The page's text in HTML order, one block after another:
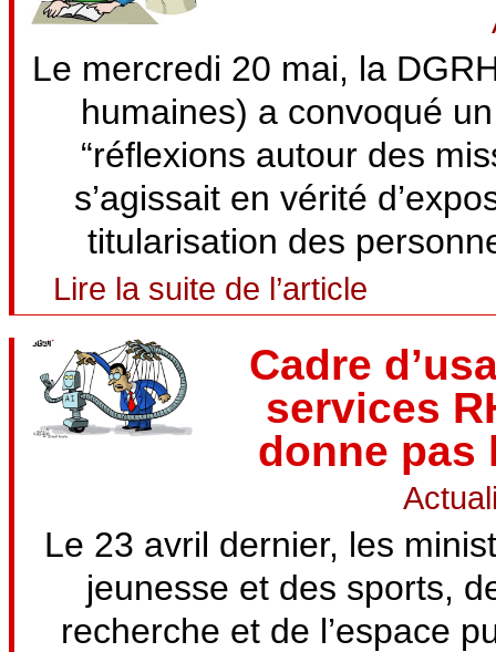
Le mercredi 20 mai, la
humaines) a convoqué
“réflexions autour des
s’agissait en vérité
titularisation des
Lire la suite de l’article
Cadre
services
donne pas
Le 23 avril dernier, les
jeunesse et des sports,
recherche et de l’espace